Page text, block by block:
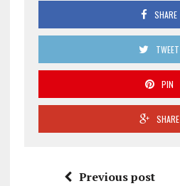
SHARE
TWEET
PIN
SHARE
Previous post